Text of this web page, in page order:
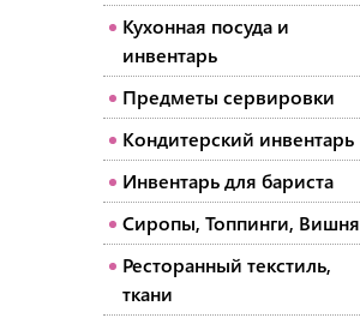
Кухонная посуда и
инвентарь
Предметы сервировки
Кондитерский инвентарь
Инвентарь для бариста
Сиропы, Топпинги, Вишня
Ресторанный текстиль,
ткани